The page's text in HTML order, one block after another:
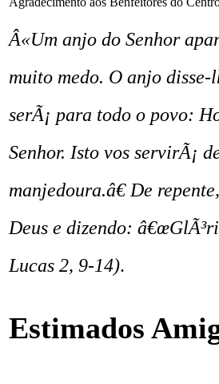
Â«Um anjo do Senhor
muito medo. O anjo
serÃ¡ para todo o povo:
Senhor. Isto vos servirÃ¡
manjedoura.â€ De
Deus e dizendo:
Lucas 2, 9-14).
Estimados